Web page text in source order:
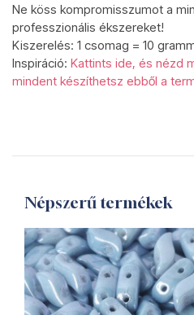
Ne köss kompromisszumot a
professzionális ékszereket!
Kiszerelés: 1 csomag = 10
Inspiráció: Kattints ide, és nézd
mindent készíthetsz ebből a
Népszerű termékek